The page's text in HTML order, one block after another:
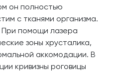
он полностью
с тканями организма.
При помощи лазера
зоны хрусталика,
аккомодации. В
кривизны роговицы